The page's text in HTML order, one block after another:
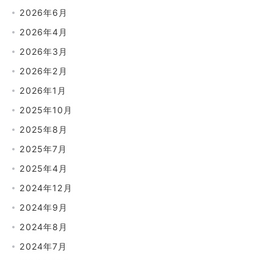
2026年6月
2026年4月
2026年3月
2026年2月
2026年1月
2025年10月
2025年8月
2025年7月
2025年4月
2024年12月
2024年9月
2024年8月
2024年7月